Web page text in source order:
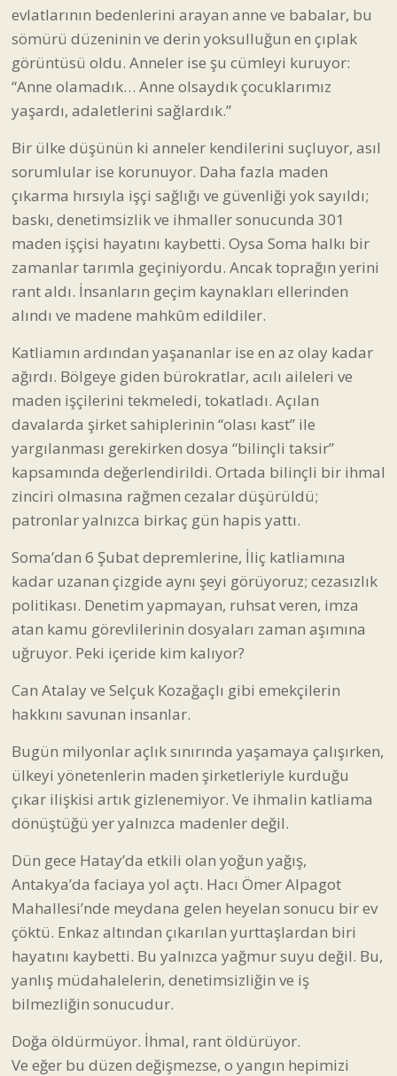
evlatlarının bedenlerini arayan anne ve babalar, bu
sömürü düzeninin ve derin yoksulluğun en çıplak
görüntüsü oldu. Anneler ise şu cümleyi kuruyor:
“Anne olamadık… Anne olsaydık çocuklarımız
yaşardı, adaletlerini sağlardık.”
Bir ülke düşünün ki anneler kendilerini suçluyor, asıl
sorumlular ise korunuyor. Daha fazla maden
çıkarma hırsıyla işçi sağlığı ve güvenliği yok sayıldı;
baskı, denetimsizlik ve ihmaller sonucunda 301
maden işçisi hayatını kaybetti. Oysa Soma halkı bir
zamanlar tarımla geçiniyordu. Ancak toprağın yerini
rant aldı. İnsanların geçim kaynakları ellerinden
alındı ve madene mahkûm edildiler.
Katliamın ardından yaşananlar ise en az olay kadar
ağırdı. Bölgeye giden bürokratlar, acılı aileleri ve
maden işçilerini tekmeledi, tokatladı. Açılan
davalarda şirket sahiplerinin “olası kast” ile
yargılanması gerekirken dosya “bilinçli taksir”
kapsamında değerlendirildi. Ortada bilinçli bir ihmal
zinciri olmasına rağmen cezalar düşürüldü;
patronlar yalnızca birkaç gün hapis yattı.
Soma’dan 6 Şubat depremlerine, İliç katliamına
kadar uzanan çizgide aynı şeyi görüyoruz; cezasızlık
politikası. Denetim yapmayan, ruhsat veren, imza
atan kamu görevlilerinin dosyaları zaman aşımına
uğruyor. Peki içeride kim kalıyor?
Can Atalay ve Selçuk Kozağaçlı gibi emekçilerin
hakkını savunan insanlar.
Bugün milyonlar açlık sınırında yaşamaya çalışırken,
ülkeyi yönetenlerin maden şirketleriyle kurduğu
çıkar ilişkisi artık gizlenemiyor. Ve ihmalin katliama
dönüştüğü yer yalnızca madenler değil.
Dün gece Hatay’da etkili olan yoğun yağış,
Antakya’da faciaya yol açtı. Hacı Ömer Alpagot
Mahallesi’nde meydana gelen heyelan sonucu bir ev
çöktü. Enkaz altından çıkarılan yurttaşlardan biri
hayatını kaybetti. Bu yalnızca yağmur suyu değil. Bu,
yanlış müdahalelerin, denetimsizliğin ve iş
bilmezliğin sonucudur.
Doğa öldürmüyor. İhmal, rant öldürüyor.
Ve eğer bu düzen değişmezse, o yangın hepimizi